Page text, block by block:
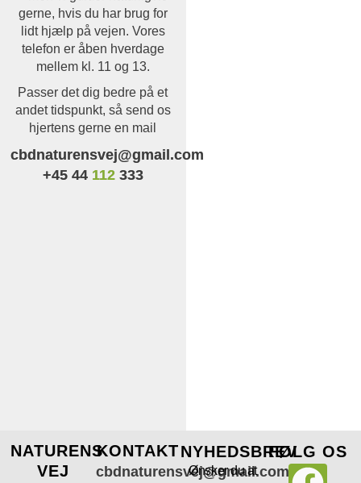
gerne, hvis du har brug for
lidt hjælp på vejen. Vores
telefon er åben hverdage
mellem kl. 11 og 13.
Passer det dig bedre på et
andet tidspunkt, så send os
hjertens gerne en mail
cbdnaturensvej@gmail.com
+45 44 112333
NATURENS
VEJ
KONTAKT
cbdnaturensvej@gmail.com
NYHEDSBREV
Ønsker du at
FØLG OS